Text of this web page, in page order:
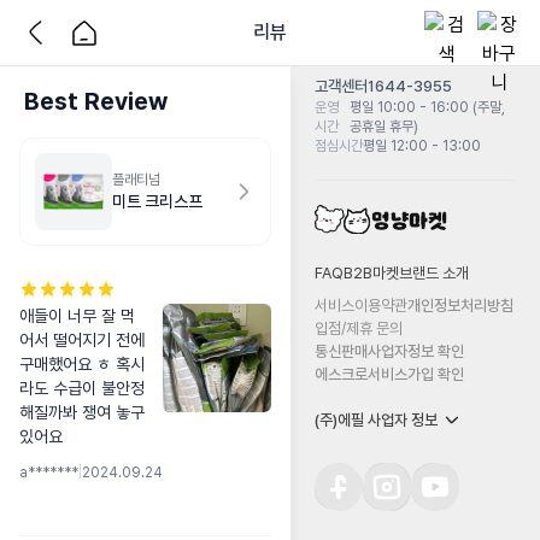
리뷰
Best Review
플래티넘
미트 크리스프
애들이 너무 잘 먹
어서 떨어지기 전에
구매했어요 ㅎ 혹시
라도 수급이 불안정
해질까봐 쟁여 놓구
있어요
a******* 2024.09.24
고객센터1644-3955
운영
시간
평일 10:00 - 16:00 (주말,
공휴일 휴무)
점심시간평일 12:00 - 13:00
FAQB2B마켓 브랜드 소개
서비스이용약관개인정보처리방침
입점/제휴 문의
통신판매사업자정보 확인
에스크로서비스가입 확인
(주)에필 사업자 정보